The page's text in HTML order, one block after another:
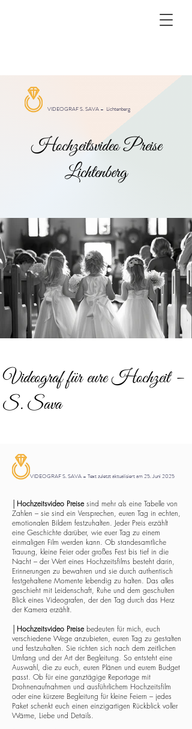
VIDEOGRAF S. SAVA – Lichtenberg
Hochzeitsvideo Preise
Lichtenberg
Videograf für eure Hochzeit –
S. Sava
VIDEOGRAF S. SAVA – Text zuletzt aktualisiert am 25. Juni 2025
Hochzeitsvideo Preisesind mehr als eine Tabelle von
Zahlen – sie sind ein Versprechen, euren Tag in echten,
emotionalen Bildern festzuhalten. Jeder Preis erzählt
eine Geschichte darüber, wie euer Tag zu einem
einmaligen Film werden kann. Ob standesamtliche
Trauung, kleine Feier oder großes Fest bis tief in die
Nacht – der Wert eines Hochzeitsfilms besteht darin,
Erinnerungen zu bewahren und sie durch authentisch
festgehaltene Momente lebendig zu halten. Das alles
geschieht mit Leidenschaft, Ruhe und dem geschulten
Blick eines Videografen, der den Tag durch das Herz
der Kamera erzählt.
Hochzeitsvideo Preisebedeuten für mich, euch
verschiedene Wege anzubieten, euren Tag zu gestalten
und festzuhalten. Sie richten sich nach dem zeitlichen
Umfang und der Art der Begleitung. So entsteht eine
Auswahl, die zu euch, euren Plänen und eurem Budget
passt. Ob für eine ganztägige Reportage mit
Drohnenaufnahmen und ausführlichem Hochzeitsfilm
oder eine kürzere Begleitung für kleine Feiern – jedes
Paket schenkt euch einen einzigartigen Rückblick voller
Wärme, Liebe und Details.